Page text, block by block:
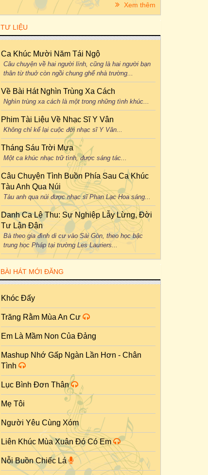
Xem thêm
TƯ LIỆU
Ca Khúc Mười Năm Tái Ngộ
Câu chuyện về hai người lính, cũng là hai người bạn
thân từ thuở còn ngồi chung ghế nhà trường...
Về Bài Hát Nghìn Trùng Xa Cách
Nghìn trùng xa cách là một trong những tình khúc...
Phim Tài Liệu Về Nhạc Sĩ Y Vân
Không chỉ kể lại cuộc đời nhạc sĩ Y Vân...
Tháng Sáu Trời Mưa
Một ca khúc nhạc trữ tình, được sáng tác...
Câu Chuyện Tình Buồn Phía Sau Ca Khúc
Tàu Anh Qua Núi
Tàu anh qua núi được nhạc sĩ Phan Lạc Hoa sáng...
Danh Ca Lệ Thu: Sự Nghiệp Lẫy Lừng, Đời
Tư Lận Đận
Bà theo gia đình di cư vào Sài Gòn, theo học bậc
trung học Pháp tại trường Les Lauriers...
BÀI HÁT MỚI ĐĂNG
Khóc Đấy
Trăng Rằm Mùa An Cư
Em Là Mầm Non Của Đảng
Mashup Nhớ Gấp Ngàn Lần Hơn - Chân
Tình
Lục Bình Đơn Thân
Mẹ Tôi
Người Yêu Cùng Xóm
Liên Khúc Mùa Xuân Đó Có Em
Nỗi Buồn Chiếc Lá